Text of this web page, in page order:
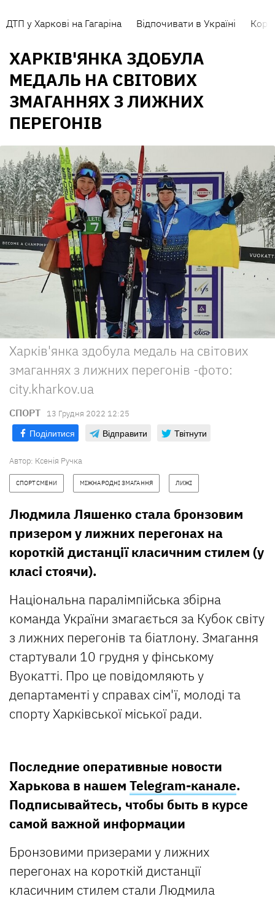
ДТП у Харкові на Гагаріна Відпочивати в Україні
ХАРКІВ'ЯНКА ЗДОБУЛА
МЕДАЛЬ НА СВІТОВИХ
ЗМАГАННЯХ З ЛИЖНИХ
ПЕРЕГОНІВ
Харків'янка здобула медаль на світових
змаганнях з лижних перегонів -фото:
city.kharkov.ua
СПОРТ 13 Грудня 2022 12:25
Поділитися Відправити Твітнути
Автор: Ксенія Ручка
СПОРТСМЕНИ МІЖНАРОДНІ ЗМАГАННЯ ЛИЖІ
Людмила Ляшенко стала бронзовим
призером у лижних перегонах на
короткій дистанції класичним стилем (у
класі стоячи).
Національна паралімпійська збірна
команда України змагається за Кубок світу
з лижних перегонів та біатлону. Змагання
стартували 10 грудня у фінському
Вуокатті. Про це повідомляють у
департаменті у справах сім'ї, молоді та
спорту Харківської міської ради.
Последние оперативные новости
Харькова в нашем Telegram-канале.
Подписывайтесь, чтобы быть в курсе
самой важной информации
Бронзовими призерами у лижних
перегонах на короткій дистанції
класичним стилем стали Людмила